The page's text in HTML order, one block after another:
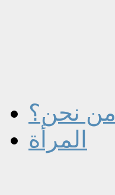
من نحن؟
المرأة